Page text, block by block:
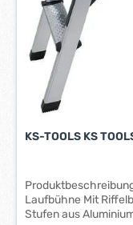
:
1
e
t
a
g
KS-TOOLS KS
Produktbeschreibung: Mit rutschfestem Profil auf
Laufbühne Mit
Stufen aus